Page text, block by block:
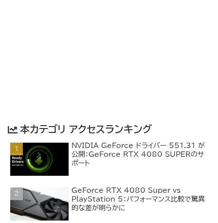
本カテゴリ アクセスランキング
NVIDIA GeForce ドライバー 551.31 が
公開：GeForce RTX 4080 SUPERのサ
ポート
GeForce RTX 4080 Super vs
PlayStation 5：パフォーマンス比較で驚異
的な差が明らかに